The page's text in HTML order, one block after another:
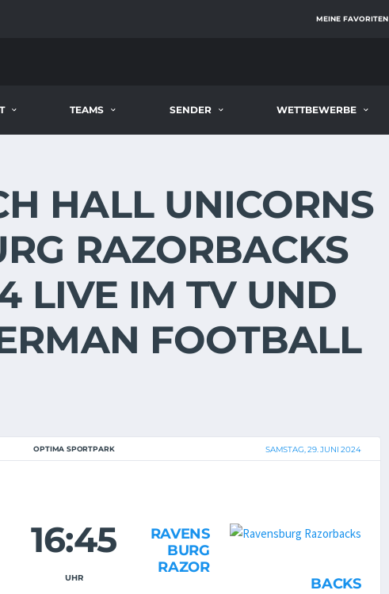
MEINE FAVORITEN
TEAMS SENDER WETTBEWERBE
HALL UNICORNS
RAZORBACKS
LIVE IM TV UND
FOOTBALL
OPTIMA SPORTPARK SAMSTAG, 29. JUNI 2024
16:45
UHR
RAVENS
BURG
RAZOR
BACKS